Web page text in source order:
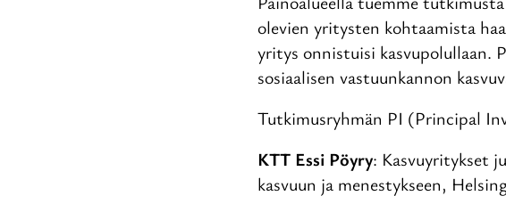
olevien yritysten kohtaamista
yritys onnistuisi kasvupolullaan.
sosiaalisen vastuunkannon
Tutkimusryhmän PI (Principal
KTT Essi Pöyry: Kasvuyritykset
kasvuun ja menestykseen,